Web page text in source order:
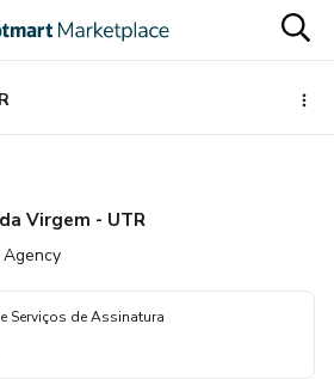
Virgem - UTR
Serviços de Assinatura